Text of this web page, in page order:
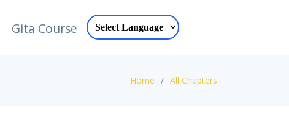
Gita Course
Home All Chapters